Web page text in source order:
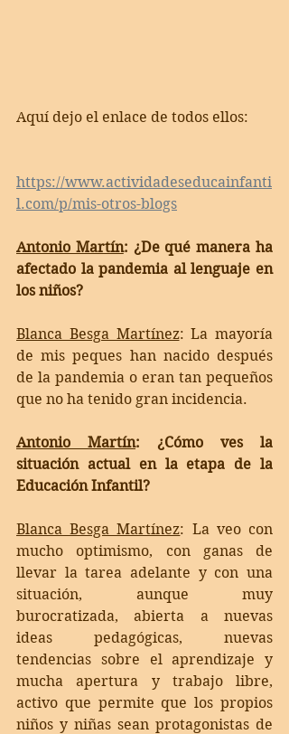
Aquí dejo el enlace de todos ellos:
https://www.actividadeseducainfanti
l.com/p/mis-otros-blogs
Antonio Martín: ¿De qué manera ha
afectado la pandemia al lenguaje en
los niños?
Blanca Besga Martínez: La mayoría
de mis peques han nacido después
de la pandemia o eran tan pequeños
que no ha tenido gran incidencia.
Antonio Martín: ¿Cómo ves la
situación actual en la etapa de la
Educación Infantil?
Blanca Besga Martínez: La veo con
mucho optimismo, con ganas de
llevar la tarea adelante y con una
situación, aunque muy
burocratizada, abierta a nuevas
ideas pedagógicas, nuevas
tendencias sobre el aprendizaje y
mucha apertura y trabajo libre,
activo que permite que los propios
niños y niñas sean protagonistas de